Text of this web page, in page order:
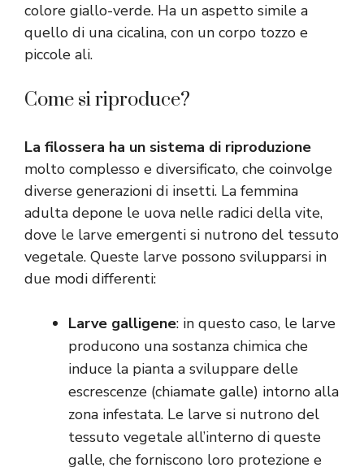
colore giallo-verde. Ha un aspetto simile a
quello di una cicalina, con un corpo tozzo e
piccole ali.
Come si riproduce?
La filossera ha un sistema di riproduzione
molto complesso e diversificato, che coinvolge
diverse generazioni di insetti. La femmina
adulta depone le uova nelle radici della vite,
dove le larve emergenti si nutrono del tessuto
vegetale. Queste larve possono svilupparsi in
due modi differenti:
Larve galligene: in questo caso, le larve
producono una sostanza chimica che
induce la pianta a sviluppare delle
escrescenze (chiamate galle) intorno alla
zona infestata. Le larve si nutrono del
tessuto vegetale all’interno di queste
galle, che forniscono loro protezione e